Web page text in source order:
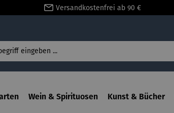
Versandkostenfrei ab 90 €
Wein & Spirituosen Kunst & Bücher